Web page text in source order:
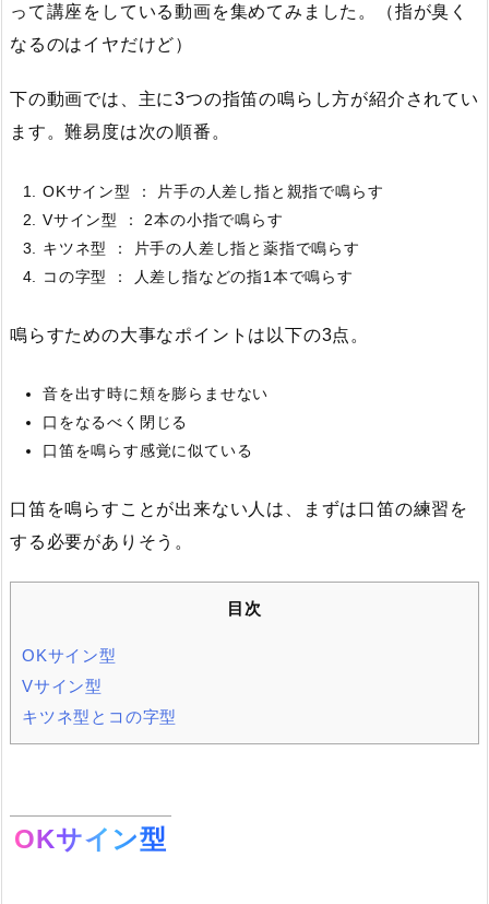
って講座をしている動画を集めてみました。（指が臭く
なるのはイヤだけど）
下の動画では、主に3つの指笛の鳴らし方が紹介されてい
ます。難易度は次の順番。
OKサイン型 ： 片手の人差し指と親指で鳴らす
Vサイン型 ： 2本の小指で鳴らす
キツネ型 ： 片手の人差し指と薬指で鳴らす
コの字型 ： 人差し指などの指1本で鳴らす
鳴らすための大事なポイントは以下の3点。
音を出す時に頬を膨らませない
口をなるべく閉じる
口笛を鳴らす感覚に似ている
口笛を鳴らすことが出来ない人は、まずは口笛の練習を
する必要がありそう。
目次
OKサイン型
Vサイン型
キツネ型とコの字型
OKサイン型